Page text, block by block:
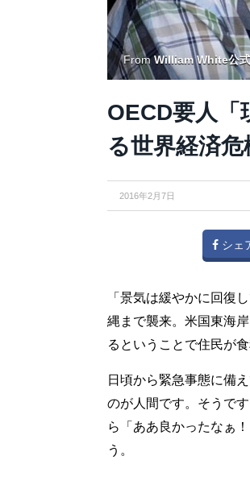
FromWilliam White公
OECD要人
る世界経済
2016年2月7日
シェ
「景気は緩やかに回復
縄まで襲来。米国東海
るということで住民が
日頃から緊急事態に備
のが人間です。そうで
ら「ああ良かったなぁ
う。